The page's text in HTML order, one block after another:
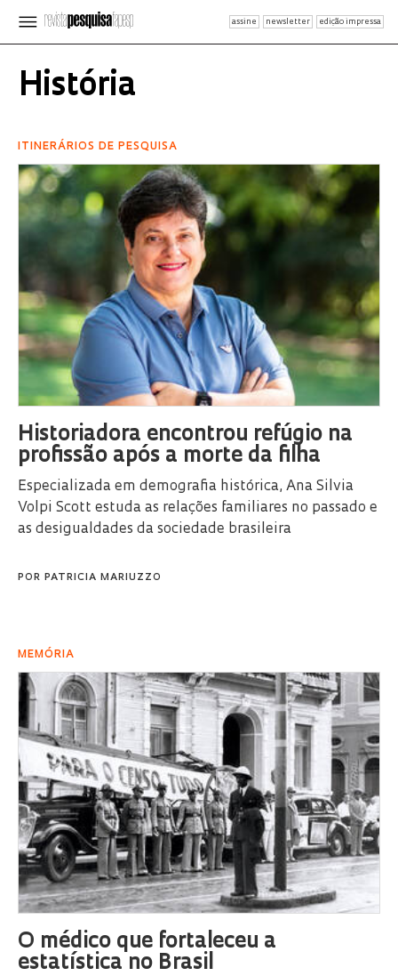
assine newsletter edição impressa
História
ITINERÁRIOS DE PESQUISA
Historiadora encontrou refúgio na
profissão após a morte da filha
Especializada em demografia histórica, Ana Silvia
Volpi Scott estuda as relações familiares no passado e
as desigualdades da sociedade brasileira
POR PATRICIA MARIUZZO
MEMÓRIA
O médico que fortaleceu a
estatística no Brasil